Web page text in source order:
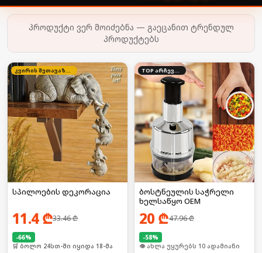
პროდუქტი ვერ მოიძებნა — გაეცანით ტრენდულ
პროდუქტებს
კვირის შეთავაზება
სპილოების დეკორაცია
11.4₾33.46₾
-66%
🛒 ბოლო 24სთ-ში იყიდა 18-მა
TOP არჩევანი
ბოსტნეულის საჭრელი
ხელსაწყო OEM
20₾47.96₾
-58%
🛒 ბოლო 24სთ-ში იყიდა 12-მა